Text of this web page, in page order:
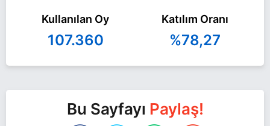
Kullanılan Oy
107.360
Katılım Oranı
%78,27
Bu Sayfayı Paylaş!